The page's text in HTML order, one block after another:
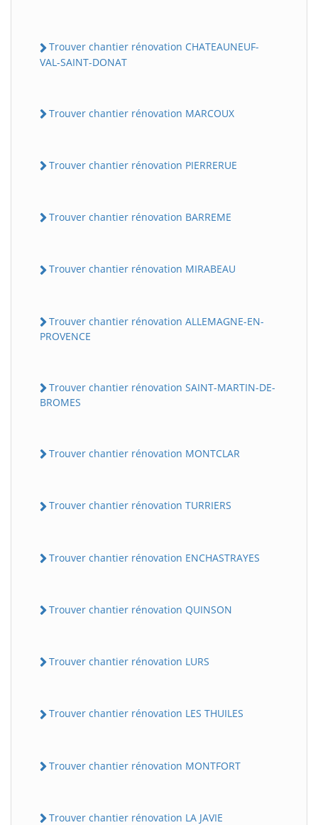
Trouver chantier rénovation CHATEAUNEUF-
VAL-SAINT-DONAT
Trouver chantier rénovation MARCOUX
Trouver chantier rénovation PIERRERUE
Trouver chantier rénovation BARREME
Trouver chantier rénovation MIRABEAU
Trouver chantier rénovation ALLEMAGNE-EN-
PROVENCE
Trouver chantier rénovation SAINT-MARTIN-DE-
BROMES
Trouver chantier rénovation MONTCLAR
Trouver chantier rénovation TURRIERS
Trouver chantier rénovation ENCHASTRAYES
Trouver chantier rénovation QUINSON
Trouver chantier rénovation LURS
Trouver chantier rénovation LES THUILES
Trouver chantier rénovation MONTFORT
Trouver chantier rénovation LA JAVIE